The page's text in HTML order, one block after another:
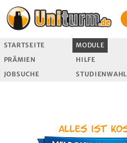
STARTSEITE MODULE
PRÄMIEN
HILFE
JOBSUCHE
STUDIENWAHL